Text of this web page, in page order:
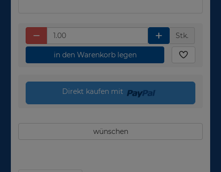
Stk.
in den Warenkorb legen
Direkt kaufen mit
wünschen